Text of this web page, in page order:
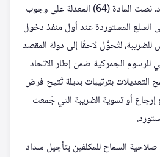
فيما يخص ضريبة الاستيراد، نصت المادة (64) المعدلة على وجوب
السلع المستوردة عند أول منفذ دخول
لتُحوَّل لاحقًا إلى دولة المقصد
للرسوم الجمركية ضمن إطار الاتحاد
التعديلات بترتيبات بديلة تُتيح فرض
أو تسوية الضريبة التي جُمعت
السماح للمكلفين بتأجيل سداد